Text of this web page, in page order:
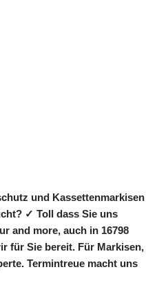
und Kassettenmarkisen
✓ Toll dass Sie uns
more, auch in 16798
für Sie bereit. Für Markisen,
Termintreue macht uns